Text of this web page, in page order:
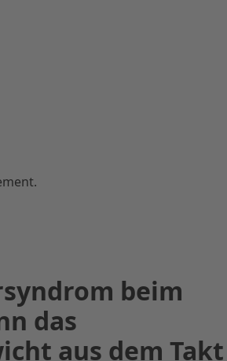
beim
das
aus dem Takt